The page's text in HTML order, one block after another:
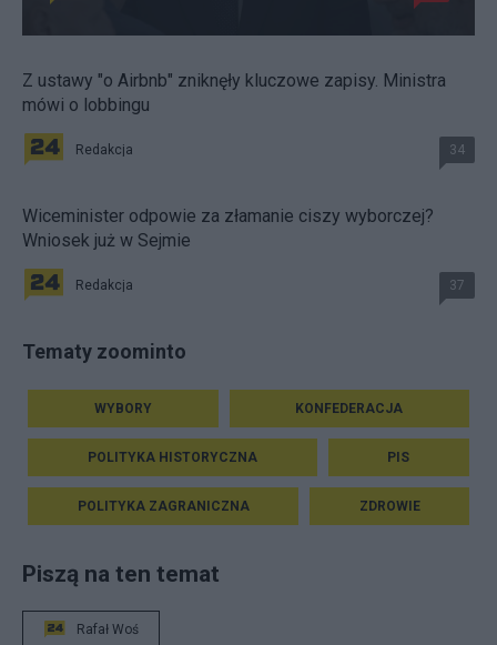
Z ustawy "o Airbnb" zniknęły kluczowe zapisy. Ministra
mówi o lobbingu
Redakcja 34
Wiceminister odpowie za złamanie ciszy wyborczej?
Wniosek już w Sejmie
Redakcja 37
Tematy zoominto
WYBORY KONFEDERACJA
POLITYKA HISTORYCZNA PIS
POLITYKA ZAGRANICZNA ZDROWIE
Piszą na ten temat
Rafał Woś